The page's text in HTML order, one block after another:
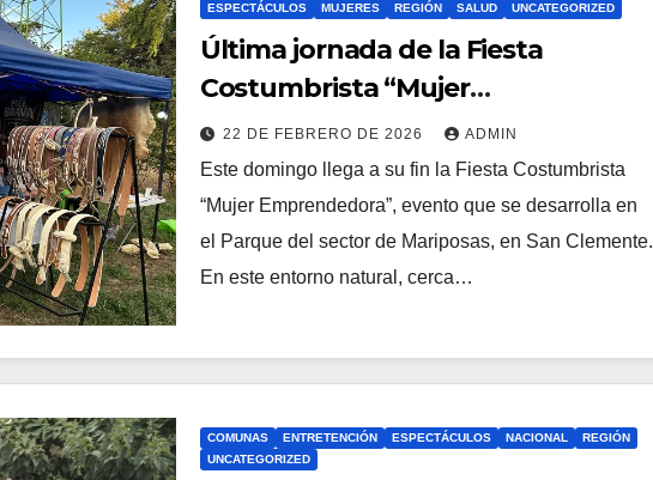
ESPECTÁCULOS
MUJERES REGIÓN SALUD UNCATEGORIZED
Última jornada de la Fiesta
Costumbrista “Mujer
Emprendedora” en el sector de
Mariposas
22 DE FEBRERO DE 2026 ADMIN
Este domingo llega a su fin la Fiesta Costumbrista
“Mujer Emprendedora”, evento que se desarrolla en
el Parque del sector de Mariposas, en San Clemente.
En este entorno natural, cerca…
COMUNAS ENTRETENCIÓN ESPECTÁCULOS NACIONAL
REGIÓN
UNCATEGORIZED